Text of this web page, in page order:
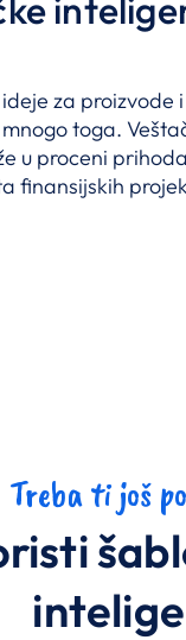
za proizvode i
toga.
u proceni
finansijskih
Treba ti još